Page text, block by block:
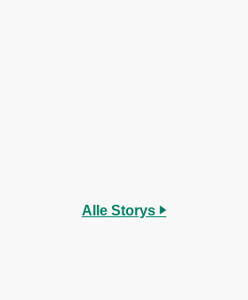
Alle Storys